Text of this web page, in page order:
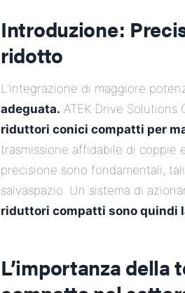
Introduzione:
ridotto
L’integrazione di maggiore
adeguata. ATEK Drive Solutions
riduttori conici compatti per
trasmissione affidabile di coppie
precisione sono fondamentali,
salvaspazio. Un sistema di
riduttori compatti sono quindi
L’importanza della